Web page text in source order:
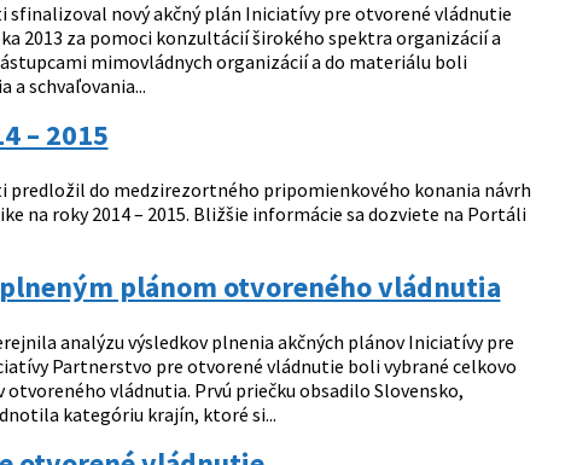
nový akčný plán Iniciatívy pre otvorené vládnutie
2013 za pomoci konzultácií širokého spektra organizácií a
mimovládnych organizácií a do materiálu boli
a schvaľovania...
– 2015
predložil do medzirezortného pripomienkového konania návrh
na roky 2014 – 2015. Bližšie informácie sa dozviete na Portáli
plánom otvoreného vládnutia
analýzu výsledkov plnenia akčných plánov Iniciatívy pre
Partnerstvo pre otvorené vládnutie boli vybrané celkovo
vládnutia. Prvú priečku obsadilo Slovensko,
kategóriu krajín, ktoré si...